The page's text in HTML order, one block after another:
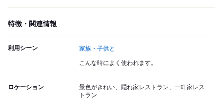
特徴・関連情報
利用シーン 家族・子供と
こんな時によく使われます。
ロケーション
景色がきれい、隠れ家レストラン、一軒家レス
トラン